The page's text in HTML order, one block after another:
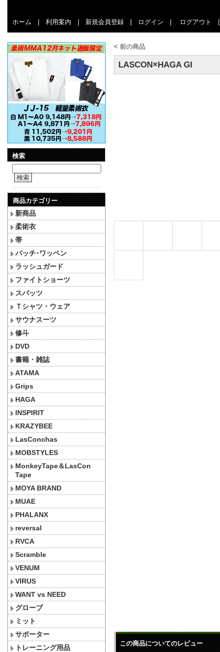
ホーム 利用案内 新規会員登録 ログイン ログアウト
検索
検索
商品カテゴリー
新商品
柔術衣
帯
パッチ･ワッペン
ラッシュガード
ファイトショーツ
スパッツ
Ｔシャツ・ウェア
サウナスーツ
修斗
DVD
書籍・雑誌
ATAMA
Grips
HAGA
INSPIRIT
KRAZYBEE
LasConchas
MOBSTYLES
MonkeyTape＆LasCon
Tape
MOYA BRAND
MUAE
PHALANX
reversal
RVCA
Scramble
VENUM
VIRUS
WANT vs NEED
グローブ
ミット
サポーター
トレーニング用品
< 前の商品
LASCON×HAGA GI
この商品についてのレビュー